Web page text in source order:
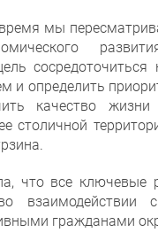
мы
сосредоточиться
и определить
качество жизни
столичной
что все ключевые
взаимодействии
гражданами